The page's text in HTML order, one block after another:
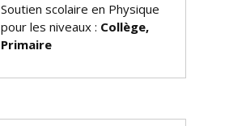
Soutien scolaire en Physique
pour les niveaux : Collège,
Primaire